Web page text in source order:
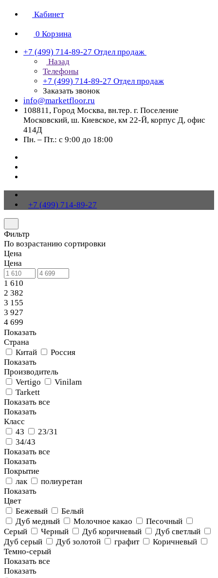
Кабинет
0 Корзина
+7 (499) 714-89-27 Отдел продаж
Назад
Телефоны
+7 (499) 714-89-27 Отдел продаж
Заказать звонок
info@marketfloor.ru
108811, Город Москва, вн.тер. г. Поселение
Московский, ш. Киевское, км 22-Й, корпус Д, офис
414Д
Пн. – Пт.: с 9:00 до 18:00
+7 (499) 714-89-27
Фильтр
По возрастанию сортировки
Цена
Цена
1 610
2 382
3 155
3 927
4 699
Показать
Страна
Китай
Россия
Показать
Производитель
Vertigo
Vinilam
Tarkett
Показать все
Показать
Класс
43
23/31
34/43
Показать все
Показать
Покрытие
лак
полиуретан
Показать
Цвет
Бежевый
Белый
Дуб медный
Молочное какао
Песочный
Серый
Черный Дуб коричневый
Дуб светлый
Дуб серый
Дуб золотой графит
Коричневый
Темно-серый
Показать все
Показать